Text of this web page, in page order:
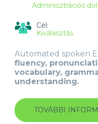
Adminisztrációs
Cél:
Kiválasztás
Automated spoken
fluency,
vocabulary,
understanding.
TOVÁBBI